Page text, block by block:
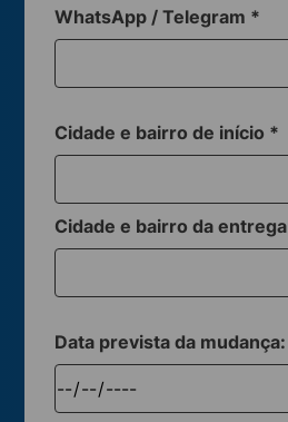
WhatsApp / Telegram *
Cidade e bairro de início *
Cidade e bairro da entrega
Data prevista da mudança: